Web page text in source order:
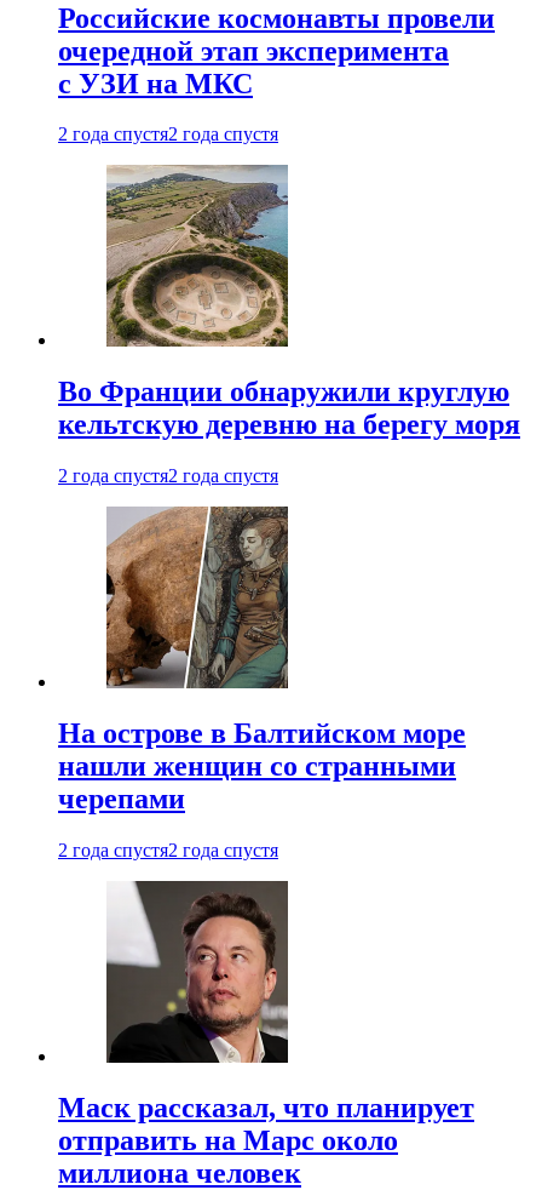
Российские космонавты провели
очередной этап эксперимента
с УЗИ на МКС
2 года спустя2 года спустя
Во Франции обнаружили круглую
кельтскую деревню на берегу моря
2 года спустя2 года спустя
На острове в Балтийском море
нашли женщин со странными
черепами
2 года спустя2 года спустя
Маск рассказал, что планирует
отправить на Марс около
миллиона человек